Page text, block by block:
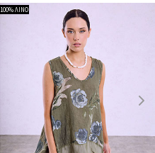
100% ΛΙΝΟ